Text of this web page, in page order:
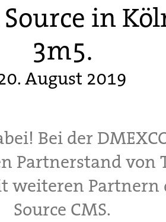
in
3m5.
August 2019
Bei der
Partnerstand von
weiteren Partnern
Source CMS.